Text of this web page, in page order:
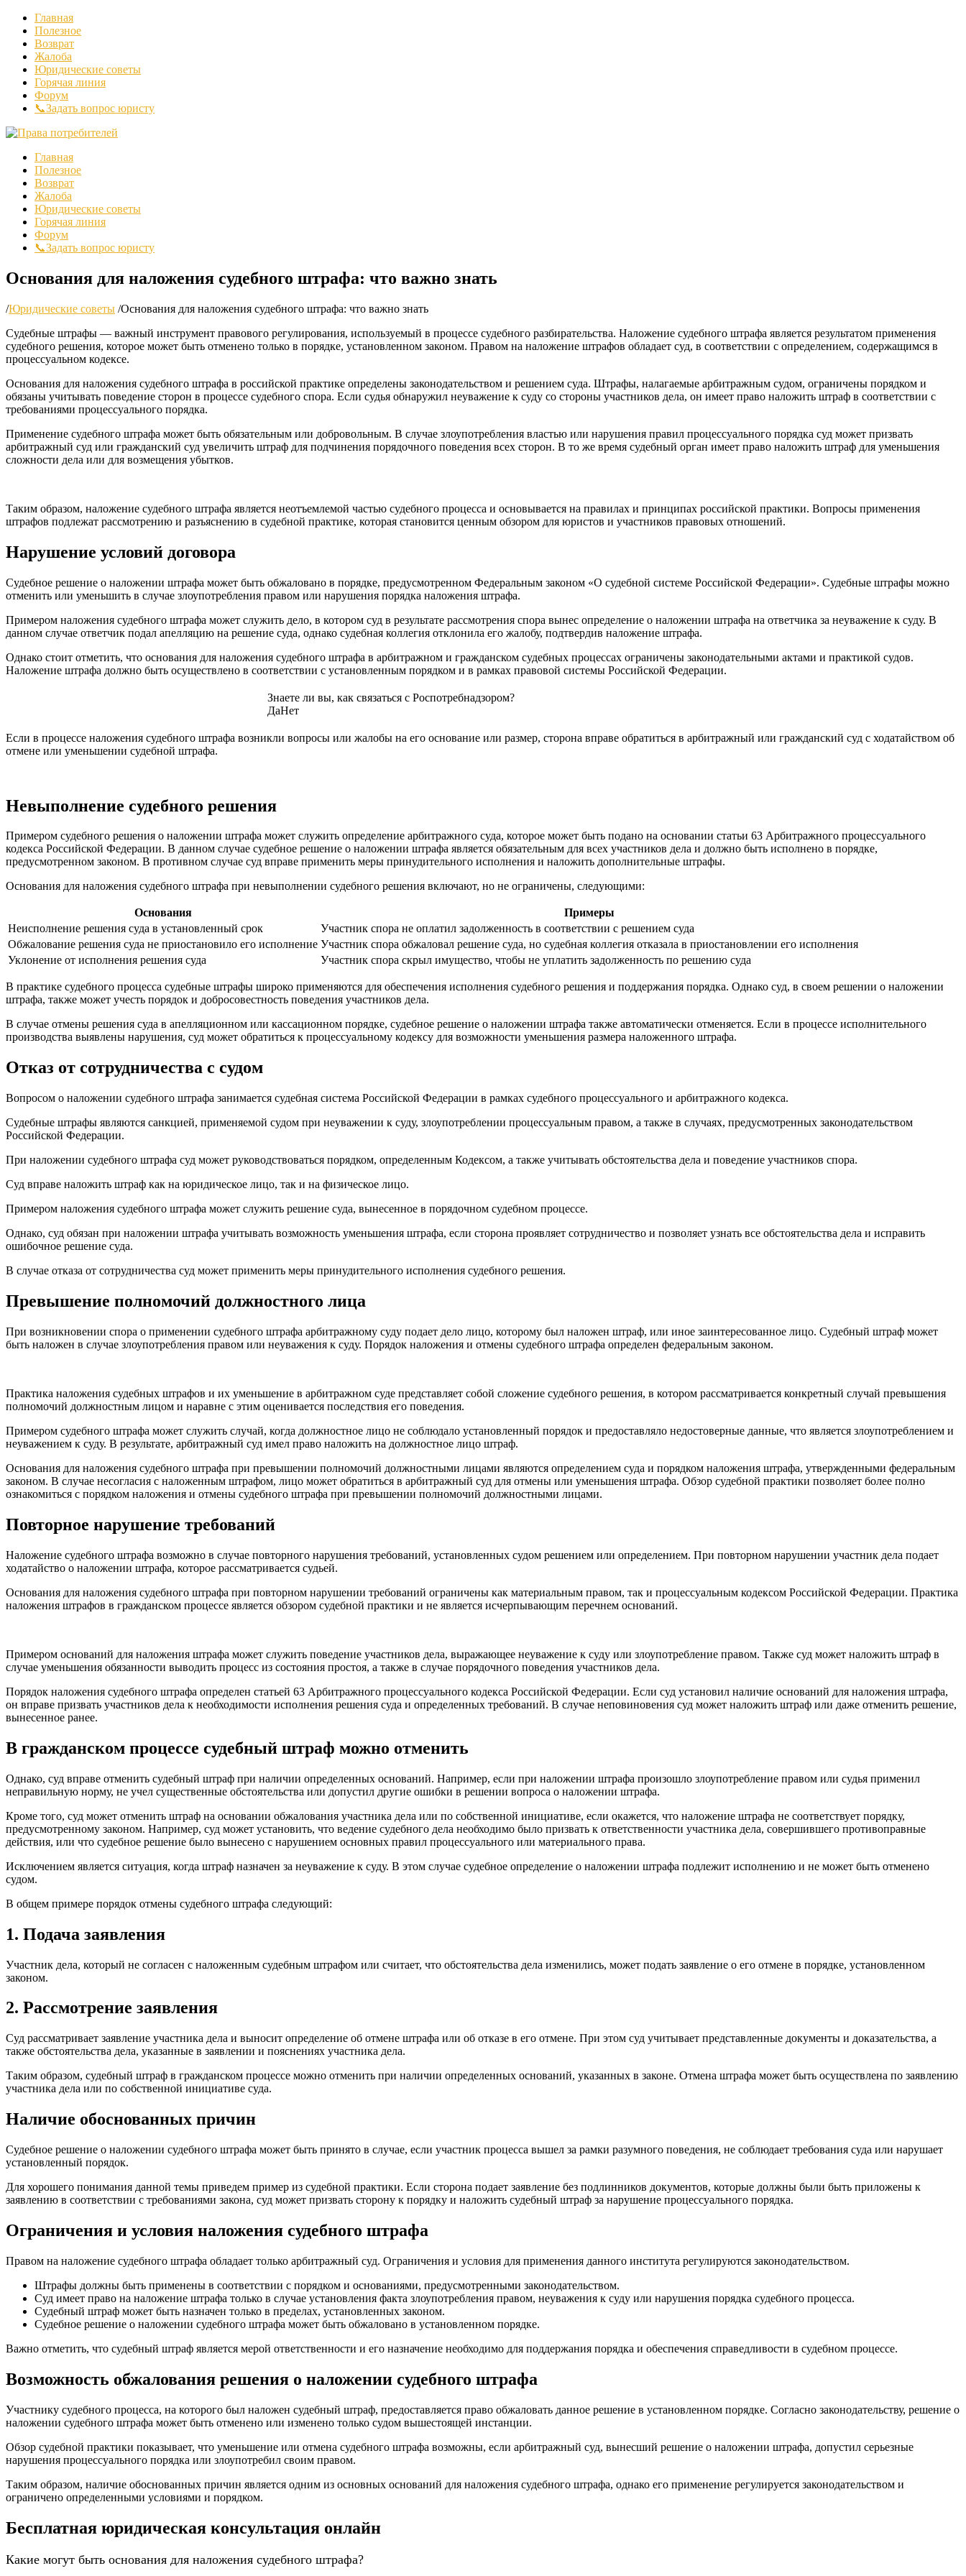
Главная
Полезное
Возврат
Жалоба
Юридические советы
Горячая линия
Форум
📞Задать вопрос юристу
Главная
Полезное
Возврат
Жалоба
Юридические советы
Горячая линия
Форум
📞Задать вопрос юристу
Основания для наложения судебного штрафа: что важно знать
/Юридические советы /Основания для наложения судебного штрафа: что важно знать
Судебные штрафы — важный инструмент правового регулирования, используемый в процессе судебного разбирательства. Наложение судебного штрафа является результатом применения
судебного решения, которое может быть отменено только в порядке, установленном законом. Правом на наложение штрафов обладает суд, в соответствии с определением, содержащимся в
процессуальном кодексе.
Основания для наложения судебного штрафа в российской практике определены законодательством и решением суда. Штрафы, налагаемые арбитражным судом, ограничены порядком и
обязаны учитывать поведение сторон в процессе судебного спора. Если судья обнаружил неуважение к суду со стороны участников дела, он имеет право наложить штраф в соответствии с
требованиями процессуального порядка.
Применение судебного штрафа может быть обязательным или добровольным. В случае злоупотребления властью или нарушения правил процессуального порядка суд может призвать
арбитражный суд или гражданский суд увеличить штраф для подчинения порядочного поведения всех сторон. В то же время судебный орган имеет право наложить штраф для уменьшения
сложности дела или для возмещения убытков.
Таким образом, наложение судебного штрафа является неотъемлемой частью судебного процесса и основывается на правилах и принципах российской практики. Вопросы применения
штрафов подлежат рассмотрению и разъяснению в судебной практике, которая становится ценным обзором для юристов и участников правовых отношений.
Нарушение условий договора
Судебное решение о наложении штрафа может быть обжаловано в порядке, предусмотренном Федеральным законом «О судебной системе Российской Федерации». Судебные штрафы можно
отменить или уменьшить в случае злоупотребления правом или нарушения порядка наложения штрафа.
Примером наложения судебного штрафа может служить дело, в котором суд в результате рассмотрения спора вынес определение о наложении штрафа на ответчика за неуважение к суду. В
данном случае ответчик подал апелляцию на решение суда, однако судебная коллегия отклонила его жалобу, подтвердив наложение штрафа.
Однако стоит отметить, что основания для наложения судебного штрафа в арбитражном и гражданском судебных процессах ограничены законодательными актами и практикой судов.
Наложение штрафа должно быть осуществлено в соответствии с установленным порядком и в рамках правовой системы Российской Федерации.
Знаете ли вы, как связаться с Роспотребнадзором?
ДаНет
Если в процессе наложения судебного штрафа возникли вопросы или жалобы на его основание или размер, сторона вправе обратиться в арбитражный или гражданский суд с ходатайством об
отмене или уменьшении судебной штрафа.
Невыполнение судебного решения
Примером судебного решения о наложении штрафа может служить определение арбитражного суда, которое может быть подано на основании статьи 63 Арбитражного процессуального
кодекса Российской Федерации. В данном случае судебное решение о наложении штрафа является обязательным для всех участников дела и должно быть исполнено в порядке,
предусмотренном законом. В противном случае суд вправе применить меры принудительного исполнения и наложить дополнительные штрафы.
Основания для наложения судебного штрафа при невыполнении судебного решения включают, но не ограничены, следующими:
Основания
Примеры
Неисполнение решения суда в установленный срок
Участник спора не оплатил задолженность в соответствии с решением суда
Обжалование решения суда не приостановило его исполнение Участник спора обжаловал решение суда, но судебная коллегия отказала в приостановлении его исполнения
Уклонение от исполнения решения суда
Участник спора скрыл имущество, чтобы не уплатить задолженность по решению суда
В практике судебного процесса судебные штрафы широко применяются для обеспечения исполнения судебного решения и поддержания порядка. Однако суд, в своем решении о наложении
штрафа, также может учесть порядок и добросовестность поведения участников дела.
В случае отмены решения суда в апелляционном или кассационном порядке, судебное решение о наложении штрафа также автоматически отменяется. Если в процессе исполнительного
производства выявлены нарушения, суд может обратиться к процессуальному кодексу для возможности уменьшения размера наложенного штрафа.
Отказ от сотрудничества с судом
Вопросом о наложении судебного штрафа занимается судебная система Российской Федерации в рамках судебного процессуального и арбитражного кодекса.
Судебные штрафы являются санкцией, применяемой судом при неуважении к суду, злоупотреблении процессуальным правом, а также в случаях, предусмотренных законодательством
Российской Федерации.
При наложении судебного штрафа суд может руководствоваться порядком, определенным Кодексом, а также учитывать обстоятельства дела и поведение участников спора.
Суд вправе наложить штраф как на юридическое лицо, так и на физическое лицо.
Примером наложения судебного штрафа может служить решение суда, вынесенное в порядочном судебном процессе.
Однако, суд обязан при наложении штрафа учитывать возможность уменьшения штрафа, если сторона проявляет сотрудничество и позволяет узнать все обстоятельства дела и исправить
ошибочное решение суда.
В случае отказа от сотрудничества суд может применить меры принудительного исполнения судебного решения.
Превышение полномочий должностного лица
При возникновении спора о применении судебного штрафа арбитражному суду подает дело лицо, которому был наложен штраф, или иное заинтересованное лицо. Судебный штраф может
быть наложен в случае злоупотребления правом или неуважения к суду. Порядок наложения и отмены судебного штрафа определен федеральным законом.
Практика наложения судебных штрафов и их уменьшение в арбитражном суде представляет собой сложение судебного решения, в котором рассматривается конкретный случай превышения
полномочий должностным лицом и наравне с этим оценивается последствия его поведения.
Примером судебного штрафа может служить случай, когда должностное лицо не соблюдало установленный порядок и предоставляло недостоверные данные, что является злоупотреблением и
неуважением к суду. В результате, арбитражный суд имел право наложить на должностное лицо штраф.
Основания для наложения судебного штрафа при превышении полномочий должностными лицами являются определением суда и порядком наложения штрафа, утвержденными федеральным
законом. В случае несогласия с наложенным штрафом, лицо может обратиться в арбитражный суд для отмены или уменьшения штрафа. Обзор судебной практики позволяет более полно
ознакомиться с порядком наложения и отмены судебного штрафа при превышении полномочий должностными лицами.
Повторное нарушение требований
Наложение судебного штрафа возможно в случае повторного нарушения требований, установленных судом решением или определением. При повторном нарушении участник дела подает
ходатайство о наложении штрафа, которое рассматривается судьей.
Основания для наложения судебного штрафа при повторном нарушении требований ограничены как материальным правом, так и процессуальным кодексом Российской Федерации. Практика
наложения штрафов в гражданском процессе является обзором судебной практики и не является исчерпывающим перечнем оснований.
Примером оснований для наложения штрафа может служить поведение участников дела, выражающее неуважение к суду или злоупотребление правом. Также суд может наложить штраф в
случае уменьшения обязанности выводить процесс из состояния простоя, а также в случае порядочного поведения участников дела.
Порядок наложения судебного штрафа определен статьей 63 Арбитражного процессуального кодекса Российской Федерации. Если суд установил наличие оснований для наложения штрафа,
он вправе призвать участников дела к необходимости исполнения решения суда и определенных требований. В случае неповиновения суд может наложить штраф или даже отменить решение,
вынесенное ранее.
В гражданском процессе судебный штраф можно отменить
Однако, суд вправе отменить судебный штраф при наличии определенных оснований. Например, если при наложении штрафа произошло злоупотребление правом или судья применил
неправильную норму, не учел существенные обстоятельства или допустил другие ошибки в решении вопроса о наложении штрафа.
Кроме того, суд может отменить штраф на основании обжалования участника дела или по собственной инициативе, если окажется, что наложение штрафа не соответствует порядку,
предусмотренному законом. Например, суд может установить, что ведение судебного дела необходимо было призвать к ответственности участника дела, совершившего противоправные
действия, или что судебное решение было вынесено с нарушением основных правил процессуального или материального права.
Исключением является ситуация, когда штраф назначен за неуважение к суду. В этом случае судебное определение о наложении штрафа подлежит исполнению и не может быть отменено
судом.
В общем примере порядок отмены судебного штрафа следующий:
1. Подача заявления
Участник дела, который не согласен с наложенным судебным штрафом или считает, что обстоятельства дела изменились, может подать заявление о его отмене в порядке, установленном
законом.
2. Рассмотрение заявления
Суд рассматривает заявление участника дела и выносит определение об отмене штрафа или об отказе в его отмене. При этом суд учитывает представленные документы и доказательства, а
также обстоятельства дела, указанные в заявлении и пояснениях участника дела.
Таким образом, судебный штраф в гражданском процессе можно отменить при наличии определенных оснований, указанных в законе. Отмена штрафа может быть осуществлена по заявлению
участника дела или по собственной инициативе суда.
Наличие обоснованных причин
Судебное решение о наложении судебного штрафа может быть принято в случае, если участник процесса вышел за рамки разумного поведения, не соблюдает требования суда или нарушает
установленный порядок.
Для хорошего понимания данной темы приведем пример из судебной практики. Если сторона подает заявление без подлинников документов, которые должны были быть приложены к
заявлению в соответствии с требованиями закона, суд может призвать сторону к порядку и наложить судебный штраф за нарушение процессуального порядка.
Ограничения и условия наложения судебного штрафа
Правом на наложение судебного штрафа обладает только арбитражный суд. Ограничения и условия для применения данного института регулируются законодательством.
Штрафы должны быть применены в соответствии с порядком и основаниями, предусмотренными законодательством.
Суд имеет право на наложение штрафа только в случае установления факта злоупотребления правом, неуважения к суду или нарушения порядка судебного процесса.
Судебный штраф может быть назначен только в пределах, установленных законом.
Судебное решение о наложении судебного штрафа может быть обжаловано в установленном порядке.
Важно отметить, что судебный штраф является мерой ответственности и его назначение необходимо для поддержания порядка и обеспечения справедливости в судебном процессе.
Возможность обжалования решения о наложении судебного штрафа
Участнику судебного процесса, на которого был наложен судебный штраф, предоставляется право обжаловать данное решение в установленном порядке. Согласно законодательству, решение о
наложении судебного штрафа может быть отменено или изменено только судом вышестоящей инстанции.
Обзор судебной практики показывает, что уменьшение или отмена судебного штрафа возможны, если арбитражный суд, вынесший решение о наложении штрафа, допустил серьезные
нарушения процессуального порядка или злоупотребил своим правом.
Таким образом, наличие обоснованных причин является одним из основных оснований для наложения судебного штрафа, однако его применение регулируется законодательством и
ограничено определенными условиями и порядком.
Бесплатная юридическая консультация онлайн
Какие могут быть основания для наложения судебного штрафа?